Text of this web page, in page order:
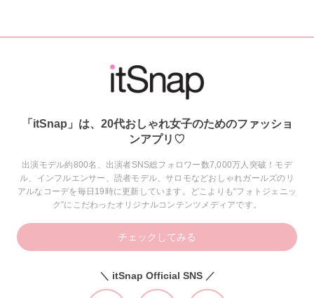
「itSnap」は、20代おしゃれ女子のためのファッショ
ンアプリ♡
出演モデル約800名、出演者SNS総フォロワー数7,000万人突破！モデ
ル、インフルエンサー、読者モデル、サロモなどおしゃれガールズのリ
アルなコーデを毎日19時に更新しています。どこよりも“フォトジェニッ
ク”にこだわったオリジナルコンテンツメディアです。
チェックしてみる
＼ itSnap Official SNS ／